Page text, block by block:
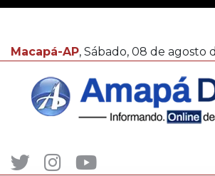
Macapá-AP, Sábado, 08 de agosto